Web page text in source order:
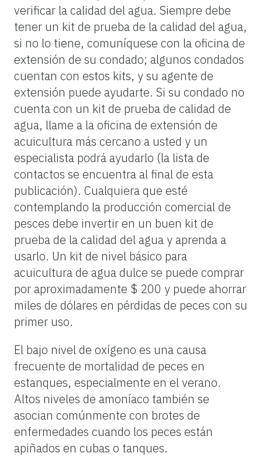
verificar la calidad del agua. Siempre debe
tener un kit de prueba de la calidad del agua,
si no lo tiene, comuníquese con la oficina de
extensión de su condado; algunos condados
cuentan con estos kits, y su agente de
extensión puede ayudarte. Si su condado no
cuenta con un kit de prueba de calidad de
agua, llame a la oficina de extensión de
acuicultura más cercano a usted y un
especialista podrá ayudarlo (la lista de
contactos se encuentra al final de esta
publicación). Cualquiera que esté
contemplando la producción comercial de
pesces debe invertir en un buen kit de
prueba de la calidad del agua y aprenda a
usarlo. Un kit de nivel básico para
acuicultura de agua dulce se puede comprar
por aproximadamente $ 200 y puede ahorrar
miles de dólares en pérdidas de peces con su
primer uso.
El bajo nivel de oxígeno es una causa
frecuente de mortalidad de peces en
estanques, especialmente en el verano.
Altos niveles de amoníaco también se
asocian comúnmente con brotes de
enfermedades cuando los peces están
apiñados en cubas o tanques.